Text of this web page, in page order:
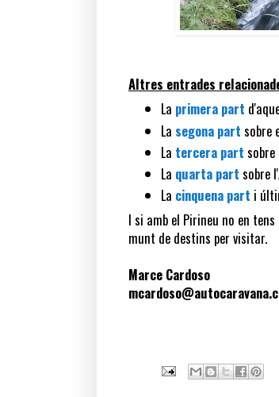
Altres entrades
La primera part
La segona part sobre
La tercera part sobre
La quarta part sobre l'
La cinquena part i
I si amb el Pirineu no en
munt de destins per visitar.
Marce Cardoso